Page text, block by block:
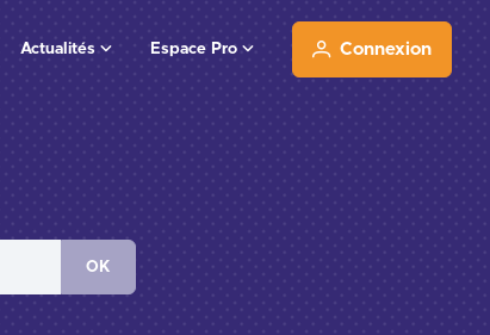
Actualités Espace Pro Connexion
OK